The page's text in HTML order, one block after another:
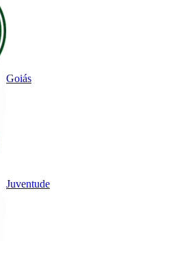
Goiás
Juventude